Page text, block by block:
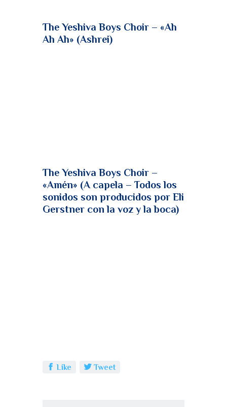
The Yeshiva Boys Choir – «Ah
Ah Ah» (Ashrei)
The Yeshiva Boys Choir –
«Amén» (A capela – Todos los
sonidos son producidos por Eli
Gerstner con la voz y la boca)
Like Tweet